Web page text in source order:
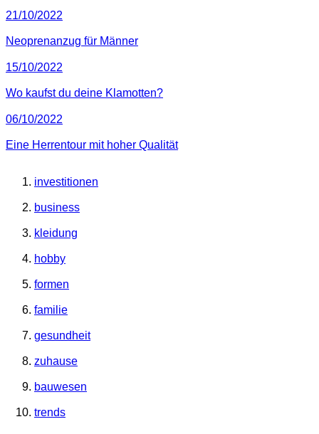
21/10/2022
Neoprenanzug für Männer
15/10/2022
Wo kaufst du deine Klamotten?
06/10/2022
Eine Herrentour mit hoher Qualität
investitionen
business
kleidung
hobby
formen
familie
gesundheit
zuhause
bauwesen
trends